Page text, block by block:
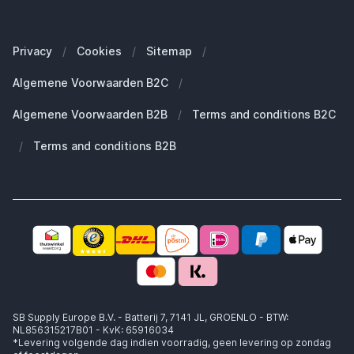
Zakelijke klanten (B2B)
Groot en uniek assortiment
400.000+ klanten geleverd
Welke MagSafe heb ik nodig?
Werken bij SB Supply
Working at SB Supply
Privacy / Cookies / Sitemap /
Algemene Voorwaarden B2C /
Algemene Voorwaarden B2B / Terms and conditions B2C
/ Terms and conditions B2B
SB Supply Europe B.V. - Batterij 7, 7141 JL, GROENLO - BTW:
NL856315217B01 - KvK: 65916034
*Levering volgende dag indien voorradig, geen levering op zondag